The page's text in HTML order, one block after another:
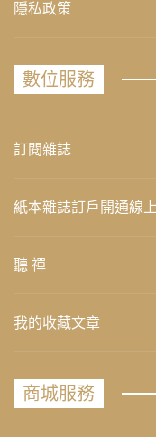
隱私政策
數位服務
訂閱雜誌
紙本雜誌訂戶開通線
聽 禪
我的收藏文章
商城服務